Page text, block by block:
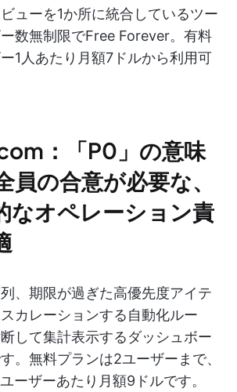
ューを1か所に統合しているツー
数無制限でFree Forever。有料
1人あたり月額7ドルから利用可
：「P0」の意味
員の合意が必要な、
なオペレーション責
、期限が過ぎた高優先度アイテ
カレーションする自動化ルー
して集計表示するダッシュボー
。無料プランは2ユーザーまで、
ーザーあたり月額9ドルです。